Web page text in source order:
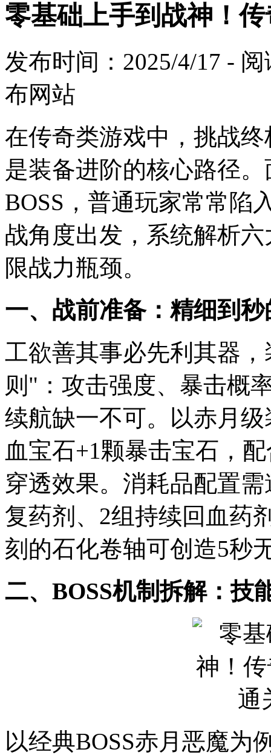
零基础上手到战神！
发布时间：2025/4/17 -
布网站
在传奇类游戏中，挑战
是装备进阶的核心路径
BOSS，普通玩家常常陷
战角度出发，系统解析
限战力瓶颈。
一、战前准备：精细到
工欲善其事必先利其器
则"：攻击强度、暴击概
续航缺一不可。以赤月
血宝石+1颗暴击宝石，
穿透效果。消耗品配置
复药剂、2组持续回血药
刻的石化卷轴可创造5秒
二、BOSS机制拆解：技
以经典BOSS赤月恶魔为